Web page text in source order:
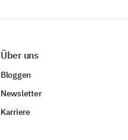
Über uns
Bloggen
Newsletter
Karriere